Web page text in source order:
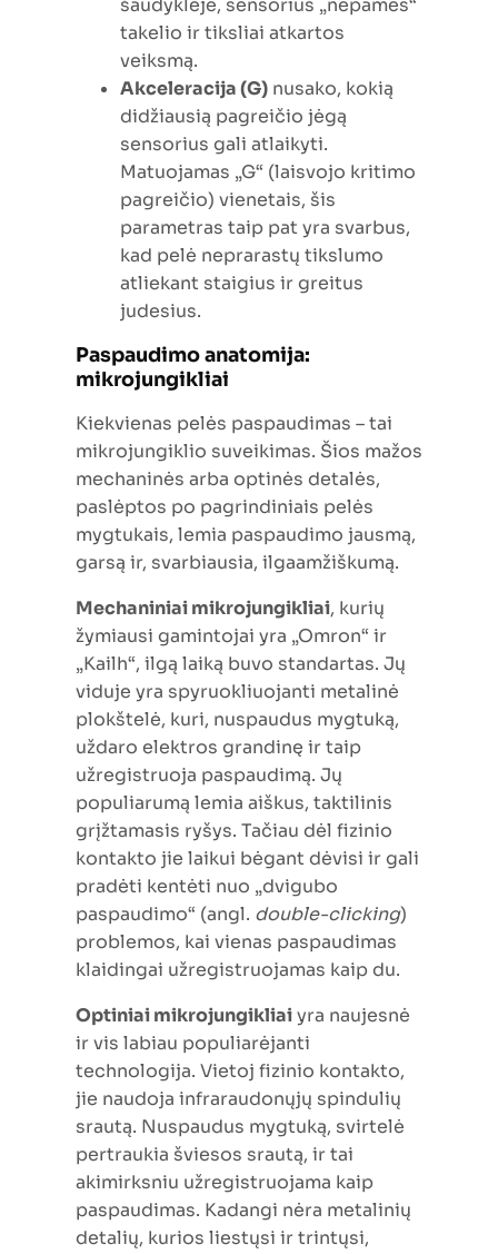
takelio ir tiksliai atkartos
veiksmą.
Akceleracija (G) nusako, kokią
didžiausią pagreičio jėgą
sensorius gali atlaikyti.
Matuojamas „G“ (laisvojo kritimo
pagreičio) vienetais, šis
parametras taip pat yra svarbus,
kad pelė neprarastų tikslumo
atliekant staigius ir greitus
judesius.
Paspaudimo anatomija:
mikrojungikliai
Kiekvienas pelės paspaudimas – tai
mikrojungiklio suveikimas. Šios mažos
mechaninės arba optinės detalės,
paslėptos po pagrindiniais pelės
mygtukais, lemia paspaudimo jausmą,
garsą ir, svarbiausia, ilgaamžiškumą.
Mechaniniai mikrojungikliai, kurių
žymiausi gamintojai yra „Omron“ ir
„Kailh“, ilgą laiką buvo standartas. Jų
viduje yra spyruokliuojanti metalinė
plokštelė, kuri, nuspaudus mygtuką,
uždaro elektros grandinę ir taip
užregistruoja paspaudimą. Jų
populiarumą lemia aiškus, taktilinis
grįžtamasis ryšys. Tačiau dėl fizinio
kontakto jie laikui bėgant dėvisi ir gali
pradėti kentėti nuo „dvigubo
paspaudimo“ (angl. double-clicking)
problemos, kai vienas paspaudimas
klaidingai užregistruojamas kaip du.
Optiniai mikrojungikliaiyra naujesnė
ir vis labiau populiarėjanti
technologija. Vietoj fizinio kontakto,
jie naudoja infraraudonųjų spindulių
srautą. Nuspaudus mygtuką, svirtelė
pertraukia šviesos srautą, ir tai
akimirksniu užregistruojama kaip
paspaudimas. Kadangi nėra metalinių
detalių, kurios liestųsi ir trintųsi,